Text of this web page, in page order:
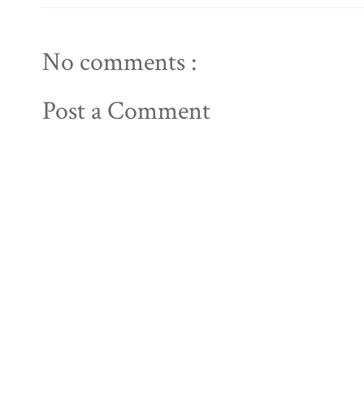
No comments :
Post a Comment